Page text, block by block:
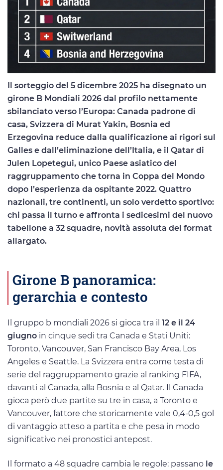
Il sorteggio del 5 dicembre 2025 ha disegnato un
girone B Mondiali 2026 dal profilo nettamente
sbilanciato verso l’Europa: Canada padrone di
casa, Svizzera di Murat Yakin, Bosnia ed
Erzegovina reduce dalla qualificazione ai rigori sul
Galles e dall’eliminazione dell’Italia, e il Qatar di
Julen Lopetegui, unico Paese asiatico del
raggruppamento che torna in Coppa del Mondo
dopo l’esperienza da ospitante 2022. Quattro
nazionali, tre continenti, un solo verdetto sportivo:
chi passa il turno e affronta i sedicesimi del nuovo
tabellone a 32 squadre, novità assoluta del format
allargato.
Girone B panoramica:
gerarchia e contesto
Il gruppo b mondiali 2026 si gioca tra il 12 e il 24
giugno in cinque sedi tra Canada e Stati Uniti:
Toronto, Vancouver, San Francisco Bay Area, Los
Angeles e Seattle. La Svizzera entra come testa di
serie del raggruppamento grazie al ranking FIFA,
davanti al Canada, alla Bosnia e al Qatar. Il Canada
gioca però due partite su tre in casa, a Toronto e
Vancouver, fattore che storicamente vale 0,4-0,5 gol
di vantaggio atteso a partita e che pesa in modo
significativo nei pronostici antepost.
Il formato a 48 squadre cambia le regole: passano le